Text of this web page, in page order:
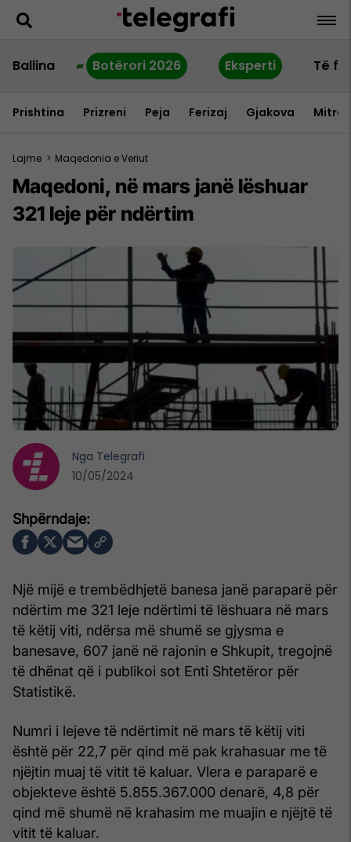
Ballina Botërori 2026 Eksperti Të
Prishtina Prizreni Peja Ferizaj Gjakova
Lajme > Maqedonia e Veriut
Maqedoni, në mars janë lëshuar
321 leje për ndërtim
Një mijë e trembëdhjetë banesa janë paraparë për
ndërtim me 321 leje ndërtimi të lëshuara në mars
të këtij viti, ndërsa më shumë se gjysma e
banesave, 607 janë në rajonin e Shkupit, tregojnë
të dhënat që i publikoi sot Enti Shtetëror për
Statistikë.
Numri i lejeve të ndërtimit në mars të këtij viti
është për 22,7 për qind më pak krahasuar me të
njëjtin muaj të vitit të kaluar. Vlera e paraparë e
objekteve është 5.855.367.000 denarë, 4,8 për
qind më shumë në krahasim me muajin e njëjtë të
vitit të kaluar.
Nga Telegrafi
10/05/2024